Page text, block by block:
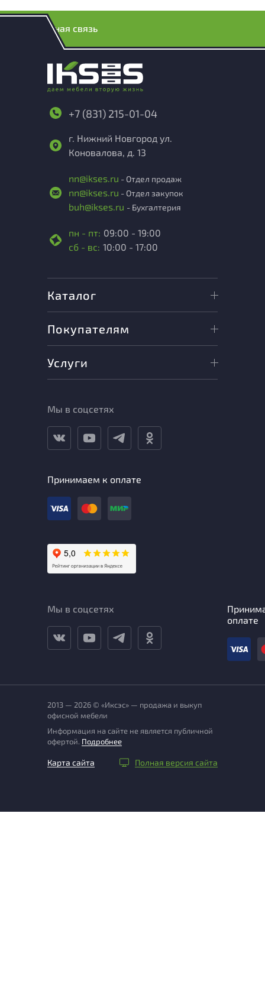
Обратная связь
+7 (831) 215-01-04
г. Нижний Новгород ул.
Коновалова, д. 13
nn@ikses.ru - Отдел продаж
nn@ikses.ru - Отдел закупок
buh@ikses.ru - Бухгалтерия
пн - пт: 09:00 - 19:00
сб - вс: 10:00 - 17:00
Каталог
Покупателям
Услуги
Мы в соцсетях
Принимаем к оплате
Мы в соцсетях
оплате
2013 — 2026 © «Иксэс» — продажа и выкуп
офисной мебели
Информация на сайте не является публичной
офертой. Подробнее
Карта сайта Полная версия сайта